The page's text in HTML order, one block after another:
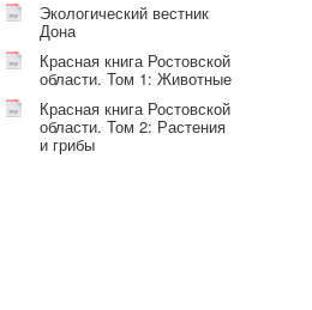
Экологический вестник
Дона
Красная книга Ростовской
области. Том 1: Животные
Красная книга Ростовской
области. Том 2: Растения
и грибы